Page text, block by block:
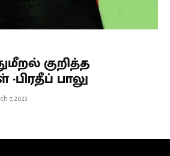
குறித்த
பிரதீப் பாலு
7, 2023